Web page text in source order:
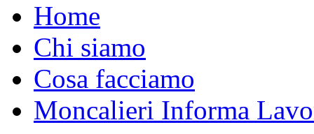
Home
Chi siamo
Cosa facciamo
Moncalieri Informa